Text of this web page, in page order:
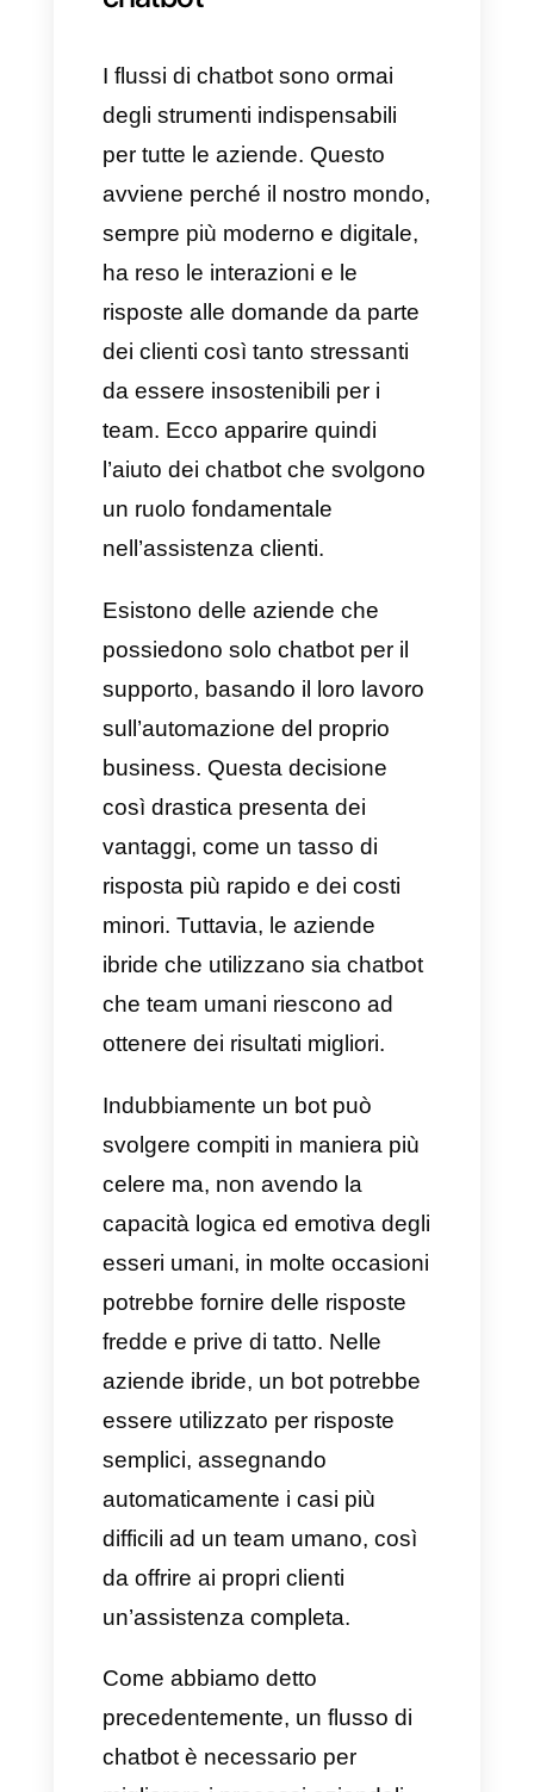
possono presentare questa
funzionalità.
Ecco come riusciamo
finalmente a comprendere il
vero concetto di flusso di
chatbot: una guida che
permette a questo strumento di
impegnarsi ad avviare
interazioni logiche con i clienti.
umano o addirittura creati in
base alle conoscenze
possedute dal bot (solo se si
utilizza l’intelligenza artificiale).
Perché è essenziale
creare un flusso di
chatbot
degli strumenti indispensabili
per tutte le aziende. Questo
avviene perché il nostro mondo,
sempre più moderno e digitale,
ha reso le interazioni e le
risposte alle domande da parte
dei clienti così tanto stressanti
da essere insostenibili per i
team. Ecco apparire quindi
l’aiuto dei chatbot che svolgono
un ruolo fondamentale
Esistono delle aziende che
possiedono solo chatbot per il